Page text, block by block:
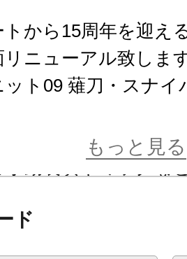
から15周年を迎え
ニューアル致しま
ット09 薙刀・スナ
動やマガジンの取り
もっと見る
ド